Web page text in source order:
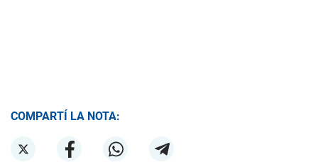
COMPARTÍ LA NOTA: